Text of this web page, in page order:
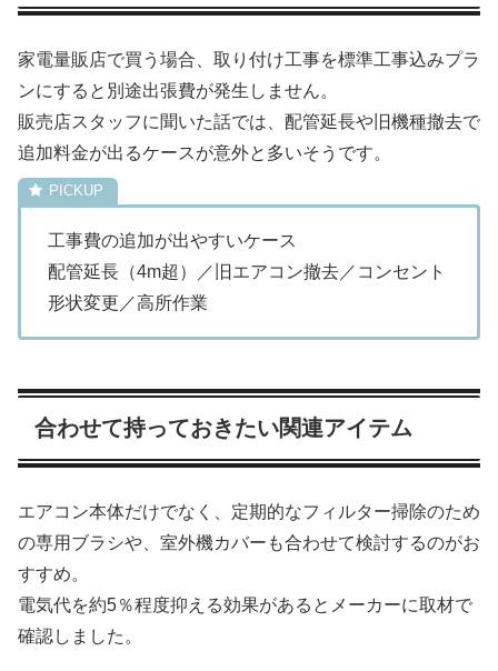
家電量販店で買う場合、取り付け工事を標準工事込みプラ
ンにすると別途出張費が発生しません。
販売店スタッフに聞いた話では、配管延長や旧機種撤去で
追加料金が出るケースが意外と多いそうです。
工事費の追加が出やすいケース
配管延長（4m超）／旧エアコン撤去／コンセント
形状変更／高所作業
合わせて持っておきたい関連アイテム
エアコン本体だけでなく、定期的なフィルター掃除のため
の専用ブラシや、室外機カバーも合わせて検討するのがお
すすめ。
電気代を約5％程度抑える効果があるとメーカーに取材で
確認しました。